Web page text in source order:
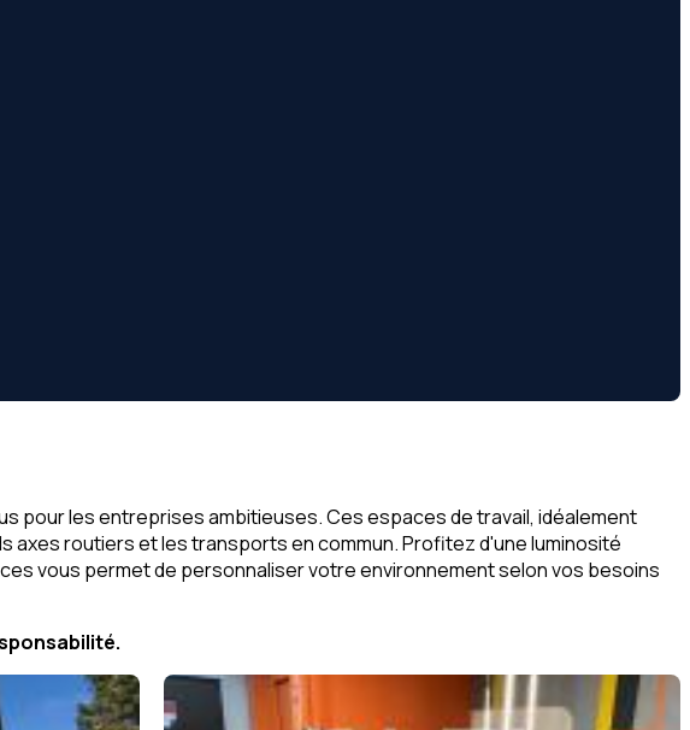
pour les entreprises ambitieuses. Ces espaces de travail, idéalement
axes routiers et les transports en commun. Profitez d'une luminosité
vous permet de personnaliser votre environnement selon vos besoins